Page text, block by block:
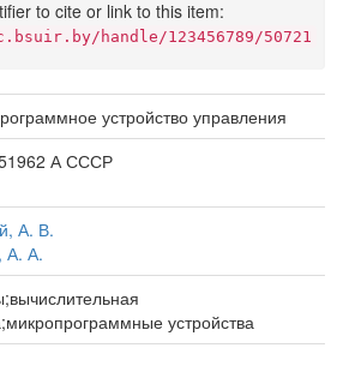
to cite or link to this item:
handle/123456789/50721
устройство управления
А СССР
А. В.
А. А.
устройства